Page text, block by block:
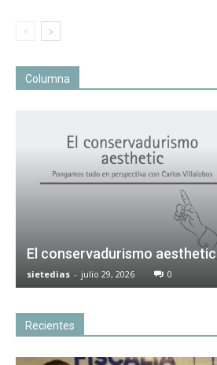
Columna
El conservadurismo aesthetic
sietedias - julio 29, 2026 0
Recientes